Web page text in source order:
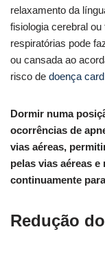
relaxamento da
fisiologia cerebral
respiratórias pode
ou cansada ao
risco de doença
Dormir numa
ocorrências de
vias aéreas,
pelas vias aéreas
continuamente
Redução